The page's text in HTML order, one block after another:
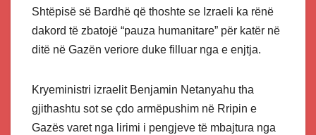
Shtëpisë së Bardhë që thoshte se Izraeli ka rënë
dakord të zbatojë “pauza humanitare” për katër në
ditë në Gazën veriore duke filluar nga e enjtja.
Kryeministri izraelit Benjamin Netanyahu tha
gjithashtu sot se çdo armëpushim në Rripin e
Gazës varet nga lirimi i pengjeve të mbajtura nga